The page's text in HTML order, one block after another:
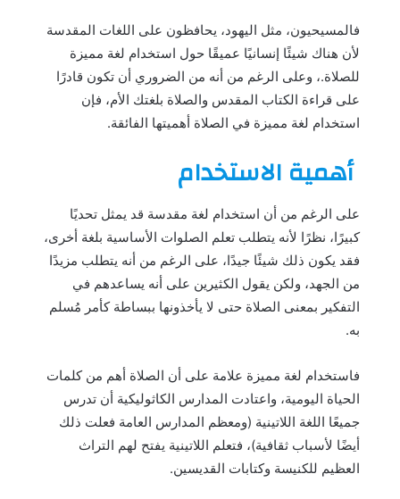
فالمسيحيون، مثل اليهود، يحافظون على اللغات المقدسة
لأن هناك شيئًا إنسانيًا عميقًا حول استخدام لغة مميزة
للصلاة.، وعلى الرغم من أنه من الضروري أن تكون قادرًا
على قراءة الكتاب المقدس والصلاة بلغتك الأم، فإن
استخدام لغة مميزة في الصلاة أهميتها الفائقة.
أهمية الاستخدام
على الرغم من أن استخدام لغة مقدسة قد يمثل تحديًا
كبيرًا، نظرًا لأنه يتطلب تعلم الصلوات الأساسية بلغة أخرى،
فقد يكون ذلك شيئًا جيدًا، على الرغم من أنه يتطلب مزيدًا
من الجهد، ولكن يقول الكثيرين على أنه يساعدهم في
التفكير بمعنى الصلاة حتى لا يأخذونها ببساطة كأمر مُسلم
به.
فاستخدام لغة مميزة علامة على أن الصلاة أهم من كلمات
الحياة اليومية، واعتادت المدارس الكاثوليكية أن تدرس
جميعًا اللغة اللاتينية (ومعظم المدارس العامة فعلت ذلك
أيضًا لأسباب ثقافية)، فتعلم اللاتينية يفتح لهم التراث
العظيم للكنيسة وكتابات القديسين.